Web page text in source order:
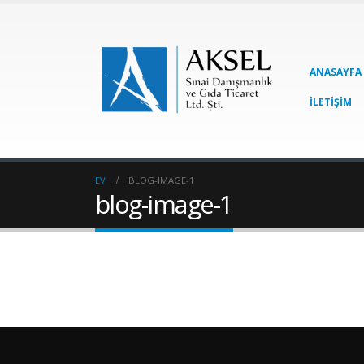
ANASAYFA
İLETIŞIM
EV BLOG-IMAGE-1
blog-image-1